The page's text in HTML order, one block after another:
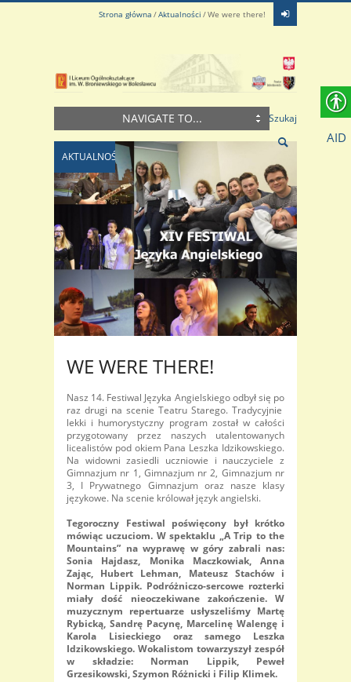
Strona główna Aktualności We were there!
NAVIGATE TO... Szukaj
AKTUALNOŚCI
WE WERE THERE!
Nasz 14. Festiwal Języka Angielskiego odbył się po
raz drugi na scenie Teatru Starego. Tradycyjnie
lekki i humorystyczny program został w całości
przygotowany przez naszych utalentowanych
licealistów pod okiem Pana Leszka Idzikowskiego.
Na widowni zasiedli uczniowie i nauczyciele z
Gimnazjum nr 1, Gimnazjum nr 2, Gimnazjum nr
3, I Prywatnego Gimnazjum oraz nasze klasy
językowe. Na scenie królował język angielski.
Tegoroczny Festiwal poświęcony był krótko
mówiąc uczuciom. W spektaklu „A Trip to the
Mountains” na wyprawę w góry zabrali nas:
Sonia Hajdasz, Monika Maczkowiak, Anna
Zając, Hubert Lehman, Mateusz Stachów i
Norman Lippik. Podróżniczo-sercowe rozterki
miały dość nieoczekiwane zakończenie. W
muzycznym repertuarze usłyszeliśmy Martę
Rybicką, Sandrę Pacynę, Marcelinę Walengę i
Karola Lisieckiego oraz samego Leszka
Idzikowskiego. Wokalistom towarzyszył zespół
w składzie: Norman Lippik, Peweł
Grzesikowski, Szymon Różnicki i Filip Klimek.
AID